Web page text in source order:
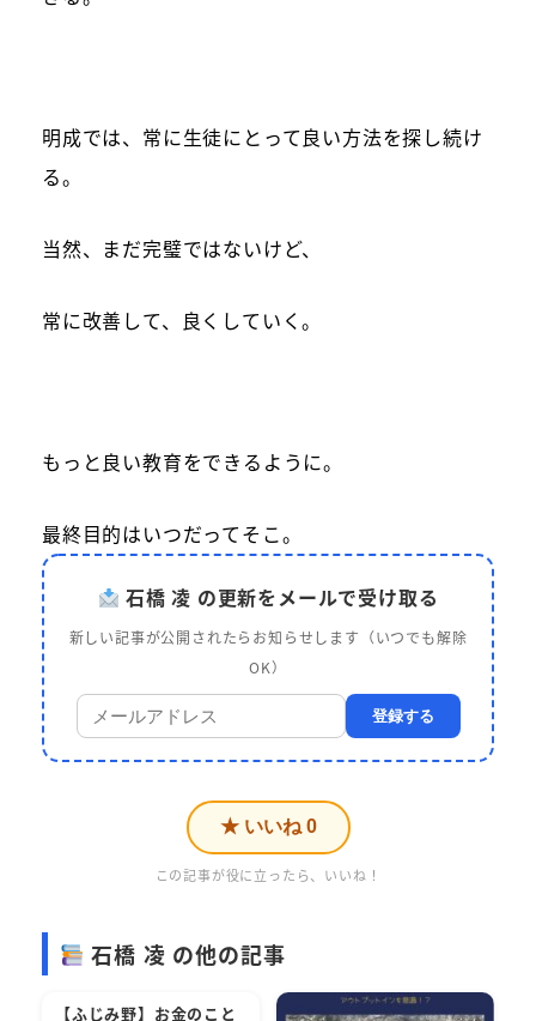
明成では、常に生徒にとって良い方法を探し続け
る。
当然、まだ完璧ではないけど、
常に改善して、良くしていく。
もっと良い教育をできるように。
最終目的はいつだってそこ。
石橋 凌 の更新をメールで受け取る
新しい記事が公開されたらお知らせします（いつでも解除
OK）
登録する
★ いいね 0
この記事が役に立ったら、いいね！
石橋 凌 の他の記事
【ふじみ野】お金のこと